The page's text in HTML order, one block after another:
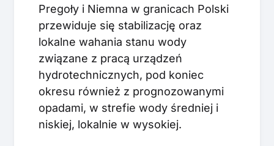
Pregoły i Niemna w granicach Polski
przewiduje się stabilizację oraz
lokalne wahania stanu wody
związane z pracą urządzeń
hydrotechnicznych, pod koniec
okresu również z prognozowanymi
opadami, w strefie wody średniej i
niskiej, lokalnie w wysokiej.